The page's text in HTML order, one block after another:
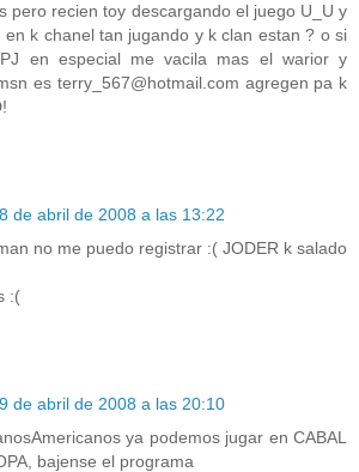
pero recien toy descargando el juego U_U y
en k chanel tan jugando y k clan estan ? o si
en especial me vacila mas el warior y
es terry_567@hotmail.com agregen pa k
8 de abril de 2008 a las 13:22
no me puedo registrar :( JODER k salado
:(
9 de abril de 2008 a las 20:10
ya podemos jugar en CABAL
bajense el programa